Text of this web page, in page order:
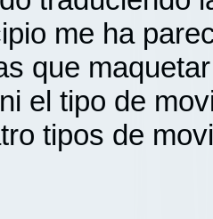
me ha
que
el tipo de
tipos de